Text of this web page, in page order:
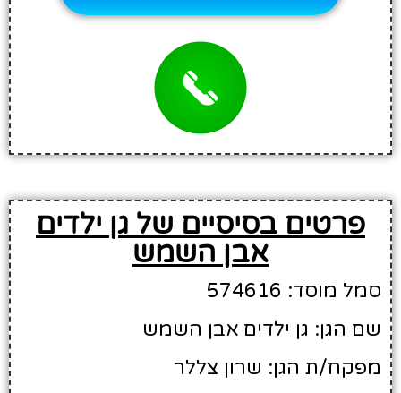
פרטים בסיסיים של גן ילדים
אבן השמש
סמל מוסד: 574616
שם הגן: גן ילדים אבן השמש
מפקח/ת הגן: שרון צללר